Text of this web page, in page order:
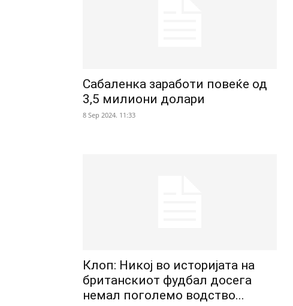
Сабаленка заработи повеќе од
3,5 милиони долари
8 Sep 2024. 11:33
Клоп: Никој во историјата на
британскиот фудбал досега
немал поголемо водство...